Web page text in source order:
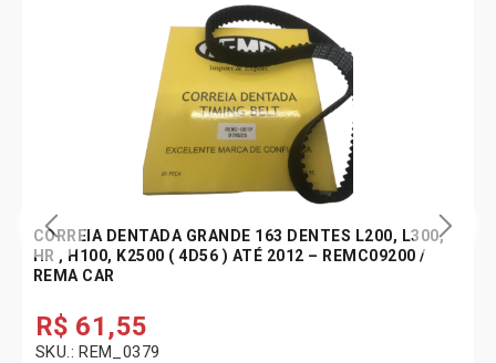
CORREIA DENTADA GRANDE 163 DENTES L200, L300,
HR , H100, K2500 ( 4D56 ) ATÉ 2012 – REMC09200 /
REMA CAR
R$ 61,55
SKU.: REM_0379